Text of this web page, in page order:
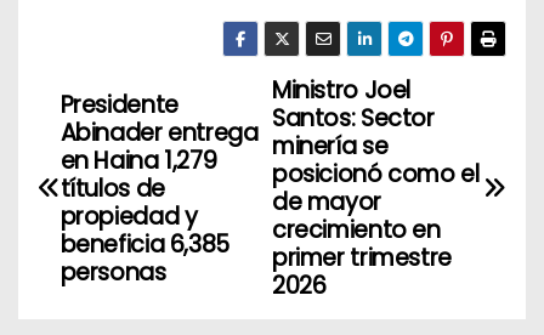
N
v
Ministro Joel
Santos: Sector
minería se
posicionó como el
de mayor
crecimiento en
primer trimestre
2026
Presidente
Abinader entrega
en Haina 1,279
títulos de
propiedad y
beneficia 6,385
personas